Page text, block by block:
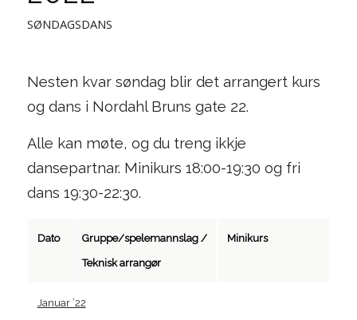
SØNDAGSDANS
Nesten kvar søndag blir det arrangert kurs
og dans i Nordahl Bruns gate 22.
Alle kan møte, og du treng ikkje
dansepartnar. Minikurs 18:00-19:30 og fri
dans 19:30-22:30.
Dato Gruppe/spelemannslag /
Teknisk arrangør
Minikurs
Januar ’22